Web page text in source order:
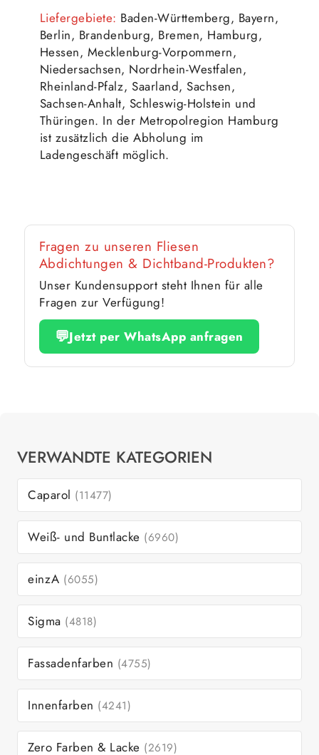
Liefergebiete: Baden-Württemberg, Bayern,
Berlin, Brandenburg, Bremen, Hamburg,
Hessen, Mecklenburg-Vorpommern,
Niedersachsen, Nordrhein-Westfalen,
Rheinland-Pfalz, Saarland, Sachsen,
Sachsen-Anhalt, Schleswig-Holstein und
Thüringen. In der Metropolregion Hamburg
ist zusätzlich die Abholung im
Ladengeschäft möglich.
Fragen zu unseren Fliesen
Abdichtungen & Dichtband-Produkten?
Unser Kundensupport steht Ihnen für alle
Fragen zur Verfügung!
💬Jetzt per WhatsApp anfragen
VERWANDTE KATEGORIEN
Caparol (11477)
Weiß- und Buntlacke (6960)
einzA (6055)
Sigma (4818)
Fassadenfarben (4755)
Innenfarben (4241)
Zero Farben & Lacke (2619)